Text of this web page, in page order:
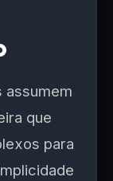
assumem
que
para